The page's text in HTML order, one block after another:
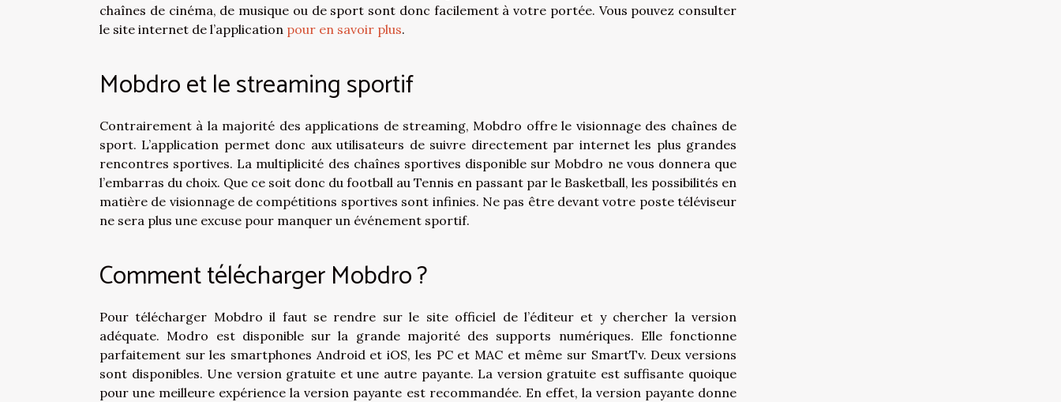
chaînes de cinéma, de musique ou de sport sont donc facilement à votre portée. Vous pouvez consulter
le site internet de l’application pour en savoir plus.
Mobdro et le streaming sportif
Contrairement à la majorité des applications de streaming, Mobdro offre le visionnage des chaînes de
sport. L’application permet donc aux utilisateurs de suivre directement par internet les plus grandes
rencontres sportives. La multiplicité des chaînes sportives disponible sur Mobdro ne vous donnera que
l’embarras du choix. Que ce soit donc du football au Tennis en passant par le Basketball, les possibilités en
matière de visionnage de compétitions sportives sont infinies. Ne pas être devant votre poste téléviseur
ne sera plus une excuse pour manquer un événement sportif.
Comment télécharger Mobdro ?
Pour télécharger Mobdro il faut se rendre sur le site officiel de l’éditeur et y chercher la version
adéquate. Modro est disponible sur la grande majorité des supports numériques. Elle fonctionne
parfaitement sur les smartphones Android et iOS, les PC et MAC et même sur SmartTv. Deux versions
sont disponibles. Une version gratuite et une autre payante. La version gratuite est suffisante quoique
pour une meilleure expérience la version payante est recommandée. En effet, la version payante donne